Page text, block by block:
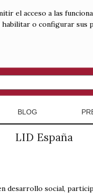
el acceso a las
o configurar
BLOG
LID España
desarrollo social,